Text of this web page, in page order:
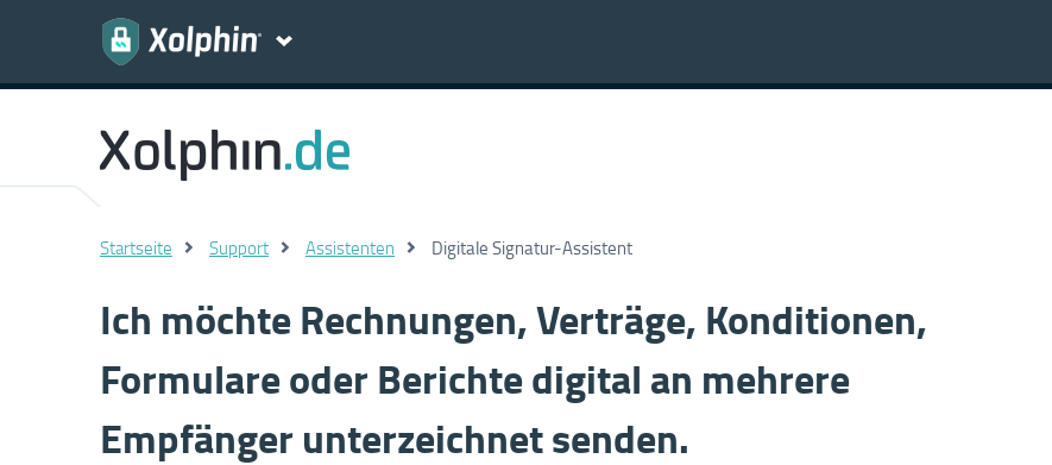
Startseite Support Assistenten Digitale Signatur-Assistent
Ich möchte Rechnungen, Verträge, Konditionen,
Formulare oder Berichte digital an mehrere
Empfänger unterzeichnet senden.